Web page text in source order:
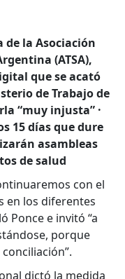
la Asociación
(ATSA),
que se acató
de Trabajo de
“muy injusta” ·
15 días que dure
asambleas
de salud
con el
en los diferentes
Ponce e invitó “a
porque
dictó la medida